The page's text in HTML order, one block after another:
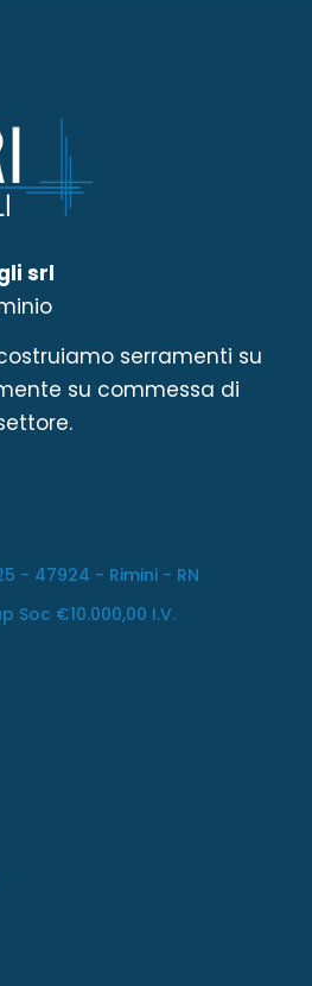
srl
serramenti su
su commessa di
- 47924 - Rimini - RN
Soc €10.000,00 I.V.